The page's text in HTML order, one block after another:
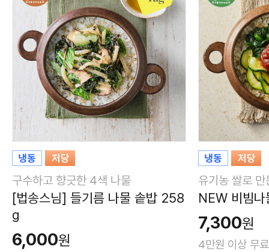
구수하고 향긋한 4색 나물
[법송스님] 들기름 나물 솥밥 258
g
6,000원
유기농 쌀로 만
NEW 비빔
7,300원
4만원 이상 무